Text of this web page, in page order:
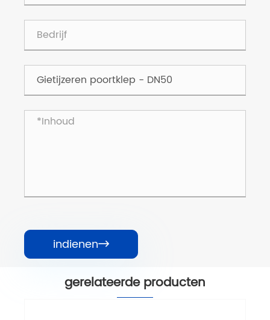
indienen
gerelateerde producten